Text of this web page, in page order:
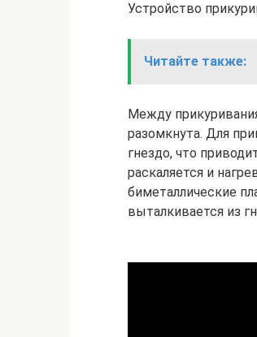
Устройство
Читайте также:
Между
разомкнута. Для
гнездо, что
раскаляется и
биметаллические
выталкивается из